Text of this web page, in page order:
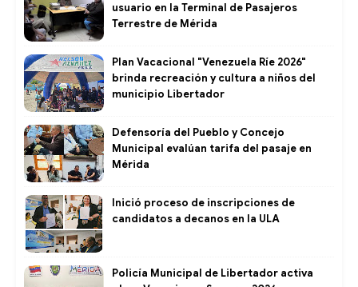
usuario en la Terminal de Pasajeros
Terrestre de Mérida
Plan Vacacional "Venezuela Ríe 2026"
brinda recreación y cultura a niños del
municipio Libertador
Defensoría del Pueblo y Concejo
Municipal evalúan tarifa del pasaje en
Mérida
Inició proceso de inscripciones de
candidatos a decanos en la ULA
Policía Municipal de Libertador activa